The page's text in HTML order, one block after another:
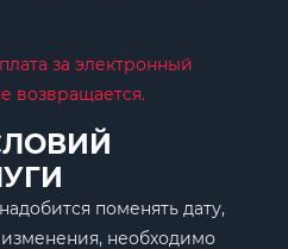
за электронный
возвращается.
поменять дату,
необходимо